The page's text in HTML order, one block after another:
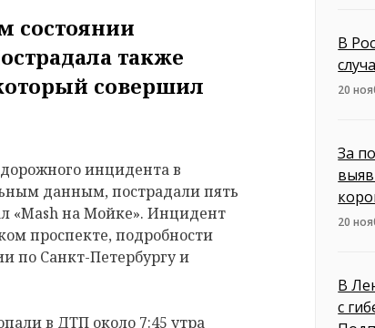
состоянии
также
совершил
инцидента в
данным, пострадали пять
«Mash на Мойке». Инцидент
проспекте, подробности
по Санкт-Петербургу и
в ДТП около 7:45 утра
В
20
За
20
В
с